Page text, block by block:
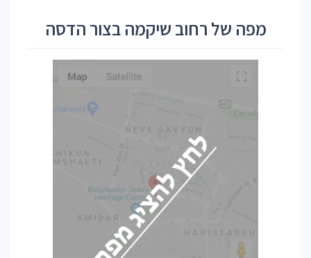
מפה של רחוב שיקמה בצור הדסה